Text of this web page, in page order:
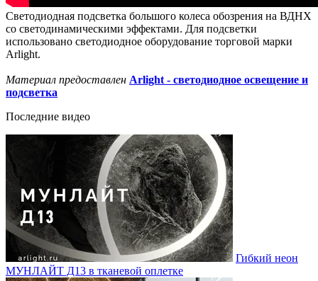
Светодиодная подсветка большого колеса обозрения на ВДНХ
со светодинамическими эффектами. Для подсветки
использовано светодиодное оборудование торговой марки
Arlight.
Материал предоставлен Arlight - светодиодное освещение и
подсветка
Последние видео
Гибкий неон
МУНЛАЙТ Д13 в тканевой оплетке